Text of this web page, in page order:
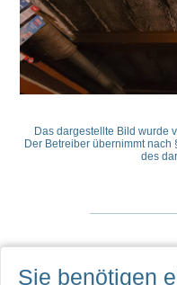
Das dargestellte Bild wurde
Der Betreiber übernimmt
des
Sie benötigen